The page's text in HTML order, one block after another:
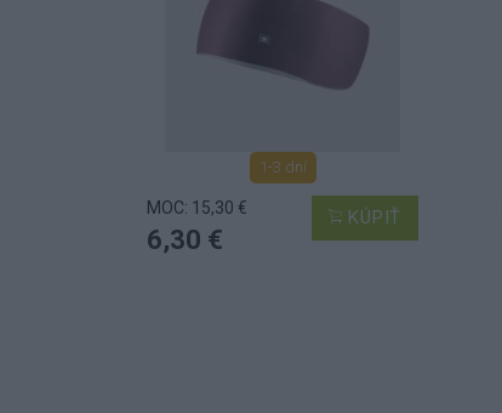
1-3 dní
MOC: 15,30 €
6,30 €
KÚPIŤ